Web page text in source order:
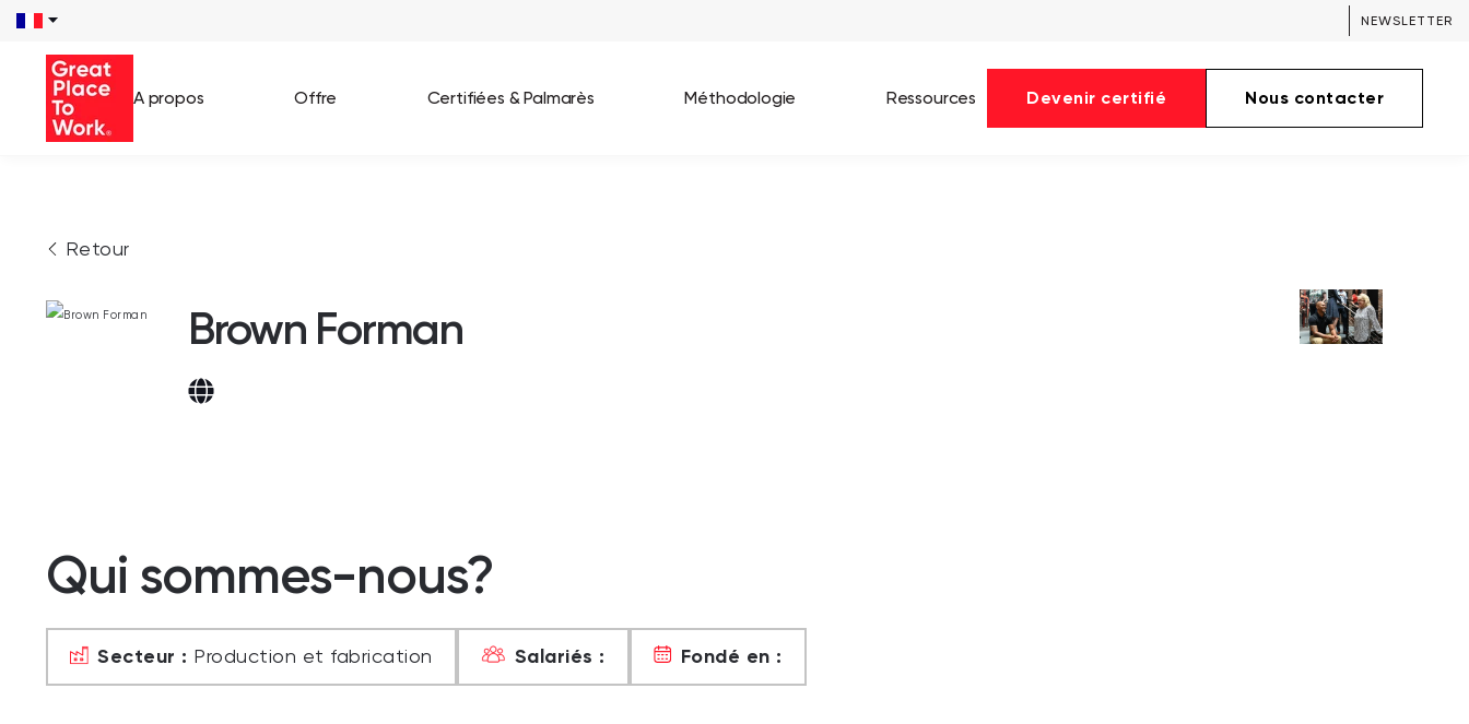
NEWSLETTER
A propos Offre Certifiées & Palmarès Méthodologie Ressources Devenir certifié Nous contacter
Retour
Brown Forman
Qui sommes-nous?
Secteur : Production et fabrication Salariés : Fondé en :